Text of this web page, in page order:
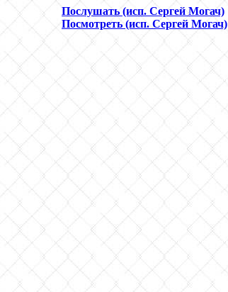
Послушать (исп. Сергей Могач)
Посмотреть (исп. Сергей Могач)